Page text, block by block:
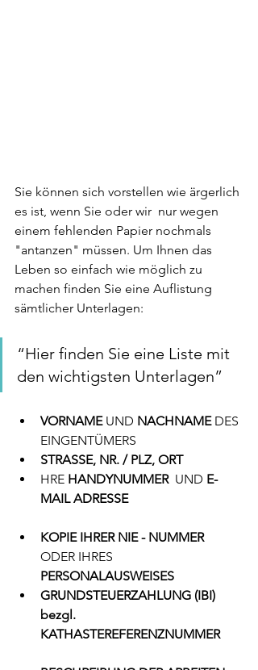
Sie können sich vorstellen wie ärgerlich
es ist, wenn Sie oder wir  nur wegen
einem fehlenden Papier nochmals
"antanzen" müssen. Um Ihnen das
Leben so einfach wie möglich zu
machen finden Sie eine Auflistung
sämtlicher Unterlagen:
“Hier finden Sie eine Liste mit
den wichtigsten Unterlagen”
VORNAME UND NACHNAME DES
EINGENTÜMERS
STRASSE, NR. / PLZ, ORT
HRE HANDYNUMMER
  UND
E-
MAIL ADRESSE
KOPIE IHRER NIE - NUMMER
ODER IHRES
PERSONALAUSWEISES
GRUNDSTEUERZAHLUNG (IBI)
bezgl.
KATHASTEREFERENZNUMMER